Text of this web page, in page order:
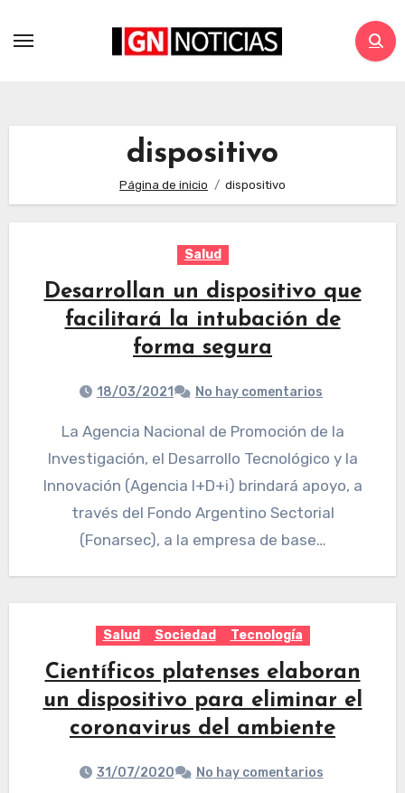
dispositivo
Página de inicio dispositivo
Salud
Desarrollan un dispositivo que
facilitará la intubación de
forma segura
18/03/2021 No hay comentarios
La Agencia Nacional de Promoción de la
Investigación, el Desarrollo Tecnológico y la
Innovación (Agencia I+D+i) brindará apoyo, a
través del Fondo Argentino Sectorial
(Fonarsec), a la empresa de base…
Salud Sociedad Tecnología
Científicos platenses elaboran
un dispositivo para eliminar el
coronavirus del ambiente
31/07/2020 No hay comentarios